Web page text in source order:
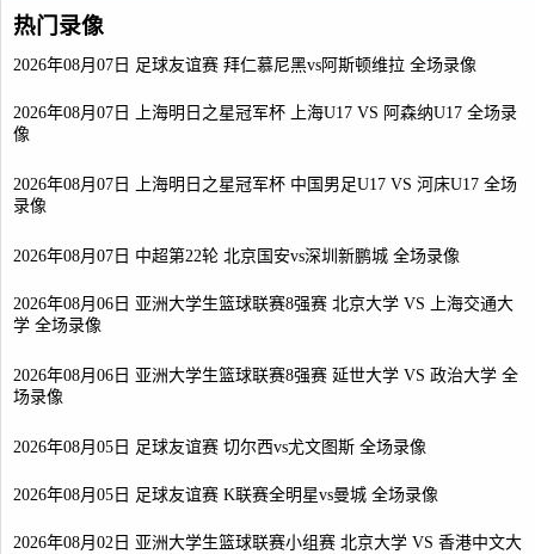
热门录像
2026年08月07日 足球友谊赛 拜仁慕尼黑vs阿斯顿维拉 全场录像
2026年08月07日 上海明日之星冠军杯 上海U17 VS 阿森纳U17 全场录
像
2026年08月07日 上海明日之星冠军杯 中国男足U17 VS 河床U17 全场
录像
2026年08月07日 中超第22轮 北京国安vs深圳新鹏城 全场录像
2026年08月06日 亚洲大学生篮球联赛8强赛 北京大学 VS 上海交通大
学 全场录像
2026年08月06日 亚洲大学生篮球联赛8强赛 延世大学 VS 政治大学 全
场录像
2026年08月05日 足球友谊赛 切尔西vs尤文图斯 全场录像
2026年08月05日 足球友谊赛 K联赛全明星vs曼城 全场录像
2026年08月02日 亚洲大学生篮球联赛小组赛 北京大学 VS 香港中文大